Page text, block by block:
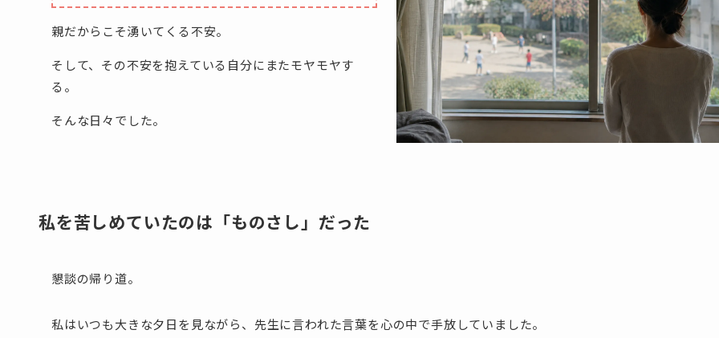
親だからこそ湧いてくる不安。
そして、その不安を抱えている自分にまたモヤモヤす
る。
そんな日々でした。
私を苦しめていたのは「ものさし」だった
懇談の帰り道。
私はいつも大きな夕日を見ながら、先生に言われた言葉を心の中で手放していました。